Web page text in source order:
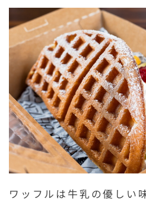
ワッフルは牛乳の優しい